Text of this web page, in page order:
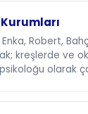
Robert,
kreşlerde ve
olarak